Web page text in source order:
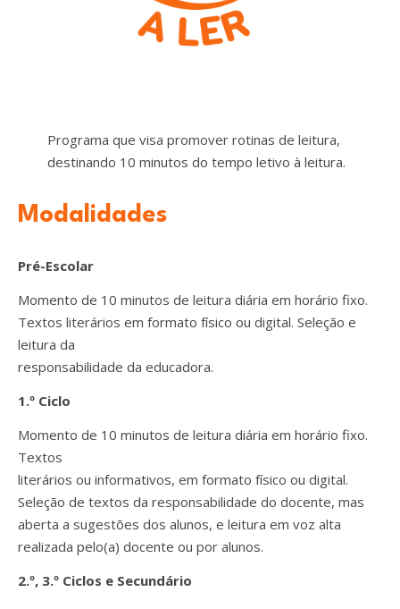
Programa que visa promover rotinas de leitura,
destinando 10 minutos do tempo letivo à leitura.
Modalidades
Pré-Escolar
Momento de 10 minutos de leitura diária em horário fixo.
Textos literários em formato físico ou digital. Seleção e
leitura da
responsabilidade da educadora.
1.º Ciclo
Momento de 10 minutos de leitura diária em horário fixo.
Textos
literários ou informativos, em formato físico ou digital.
Seleção de textos da responsabilidade do docente, mas
aberta a sugestões dos alunos, e leitura em voz alta
realizada pelo(a) docente ou por alunos.
2.º, 3.º Ciclos e Secundário